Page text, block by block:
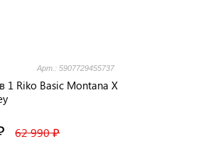
Арт.: 5907729455737
1 Riko Basic Montana X
62 990 ₽